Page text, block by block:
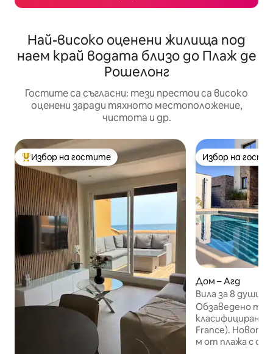
Най-високо оценени жилища под
наем край водата близо до Плаж де
Рошелонг
Гостите са съгласни: тези престои са високо
оценени заради тяхното местоположение,
чистота и др.
Най-популярен избор на гостите
Избор на гостите Избор на
Избор на
Дом – Агд
Вила за 8 души,
басейн и
маса
Обзаведено
класифицирано
France).
м от плажа с